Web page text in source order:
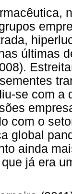
últimas
se com a
com o
global
ainda
já era